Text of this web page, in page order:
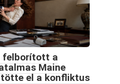
felborított a
Maine
el a konfliktus